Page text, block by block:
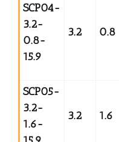
SCP04-
3.2-
0.8-
15.9
3.2 0.8
SCP05-
3.2-
1.6-
3.2 1.6